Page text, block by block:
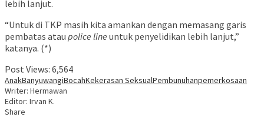
lebih lanjut.
“Untuk di TKP masih kita amankan dengan memasang garis
pembatas atau police line untuk penyelidikan lebih lanjut,”
katanya. (*)
Post Views: 6,564
AnakBanyuwangiBocahKekerasan SeksualPembunuhanpemerkosaan
Writer: Hermawan
Editor: Irvan K.
Share